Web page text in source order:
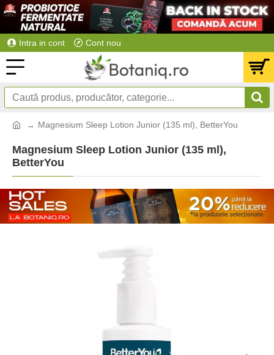
Intra in cont Cont nou
Magnesium Sleep Lotion Junior (135 ml), BetterYou
Magnesium Sleep Lotion Junior (135 ml),
BetterYou